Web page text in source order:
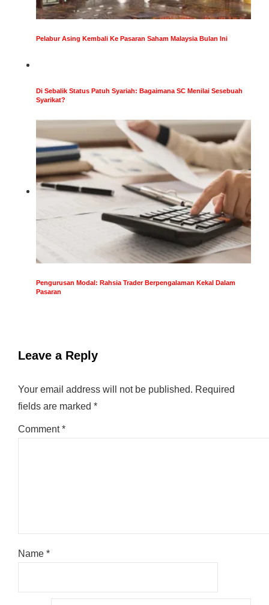
Pelabur Asing Kembali Ke Pasaran Saham Malaysia Bulan Ini
Di Sebalik Status Patuh Syariah: Bagaimana SC Menilai Sesebuah
Syarikat?
Pengurusan Modal: Rahsia Trader Berpengalaman Kekal Dalam
Pasaran
Leave a Reply
Your email address will not be published. Required
fields are marked *
Comment*
Name *